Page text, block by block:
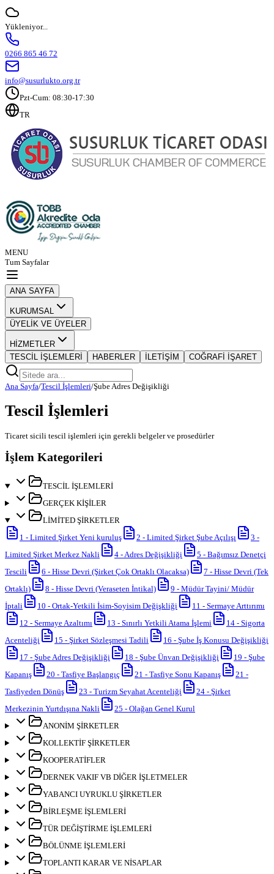
Yükleniyor...
0266 865 46 72
info@susurlukto.org.tr
Pzt-Cum: 08:30-17:30
TR
MENU
Tum Sayfalar
ANA SAYFA
KURUMSAL
ÜYELİK VE ÜYELER
HİZMETLER
TESCİL İŞLEMLERİ
HABERLER İLETİŞİM COĞRAFİ İŞARET
Ana Sayfa/Tescil İşlemleri/Şube Adres Değişikliği
Tescil İşlemleri
Ticaret sicili tescil işlemleri için gerekli belgeler ve prosedürler
İşlem Kategorileri
TESCİL İŞLEMLERİ
GERÇEK KİŞİLER
LİMİTED ŞİRKETLER
1 - Limited Şirket Yeni kuruluş 2 - Limited Şirket Şube Açılışı 3 -
Limited Şirket Merkez Nakli
4 -Adres Değişikliği 5 - Bağımsız Denetçi
Tescili
6 - Hisse Devri (Şirket Çok Ortaklı Olacaksa) 7 - Hisse Devri (Tek
Ortaklı)
8 - Hisse Devri (Veraseten İntikal) 9 - Müdür Tayini/ Müdür
İptali
10 - Ortak-Yetkili İsim-Soyisim Değişkliği 11 - Sermaye Arttırımı
12 - Sermaye Azaltımı 13 - Sınırlı Yetkili Atama İşlemi 14 - Sigorta
Acenteliği
15 - Şirket Sözleşmesi Tadili 16 - Şube İş Konusu Değişikliği
17 - Şube Adres Değişikliği 18 - Şube Ünvan Değişikliği 19 - Şube
Kapanış
20 - Tasfiye Başlangıç 21 - Tasfiye Sonu Kapanış 21 -
Tasfiyeden Dönüş
23 - Turizm Seyahat Acenteliği 24 - Şirket
Merkezinin Yurtdışına Nakli
25 - Olağan Genel Kurul
ANONİM ŞİRKETLER
KOLLEKTİF ŞİRKETLER
KOOPERATİFLER
DERNEK VAKIF VB DİĞER İŞLETMELER
YABANCI UYRUKLU ŞİRKETLER
BİRLEŞME İŞLEMLERİ
TÜR DEĞİŞTİRME İŞLEMLERİ
BÖLÜNME İŞLEMLERİ
TOPLANTI KARAR VE NİSAPLAR